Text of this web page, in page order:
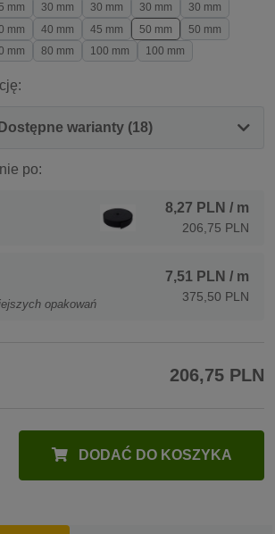
mm 30 mm 30 mm 30 mm
30 mm
mm 40 mm 45 mm 50 mm
50 mm
mm 80 mm 100 mm 100 mm
Dostępne warianty (18)
po:
8,27 PLN / m
206,75 PLN
opakowań
7,51 PLN / m
375,50 PLN
206,75 PLN
DODAĆ DO KOSZYKA